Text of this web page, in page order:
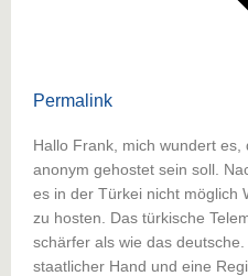
Permalink
Hallo Frank, mich wundert es,
anonym gehostet sein soll.
es in der Türkei nicht möglich
zu hosten. Das türkische
schärfer als wie das
staatlicher Hand und eine